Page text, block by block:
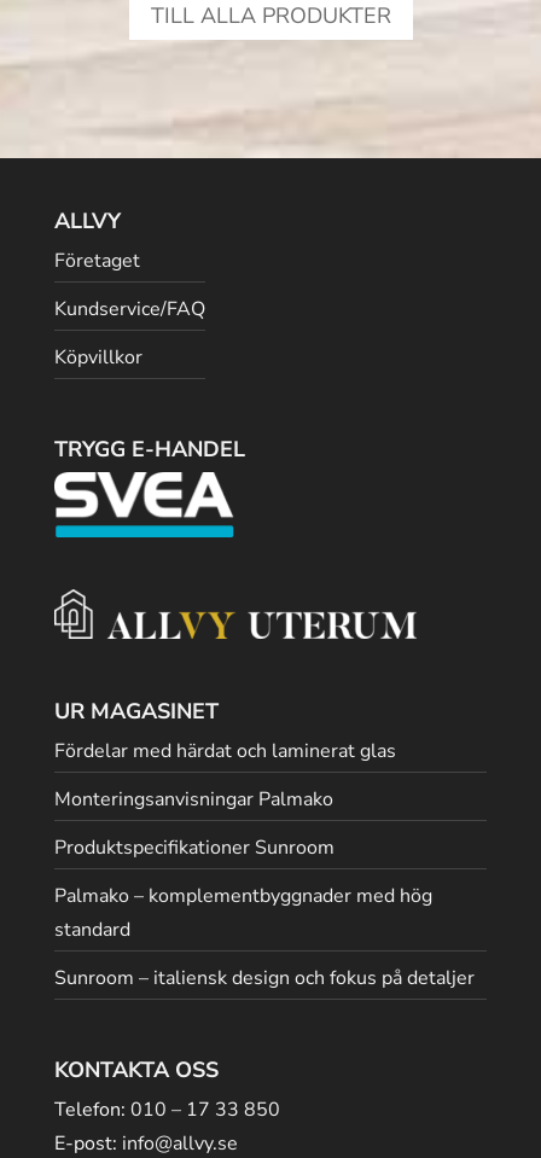
TILL ALLA PRODUKTER
ALLVY
Företaget
Kundservice/FAQ
Köpvillkor
TRYGG E-HANDEL
UR MAGASINET
Fördelar med härdat och laminerat glas
Monteringsanvisningar Palmako
Produktspecifikationer Sunroom
Palmako – komplementbyggnader med hög
standard
Sunroom – italiensk design och fokus på detaljer
KONTAKTA OSS
Telefon: 010 – 17 33 850
E-post: info@allvy.se